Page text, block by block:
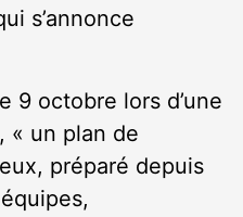
s’annonce
9 octobre lors d’une
« un plan de
préparé depuis